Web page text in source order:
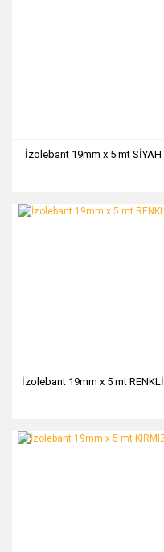
İzolebant 19mm x 5 mt SİYAH
İzolebant 19mm x 5 mt RENKLİ